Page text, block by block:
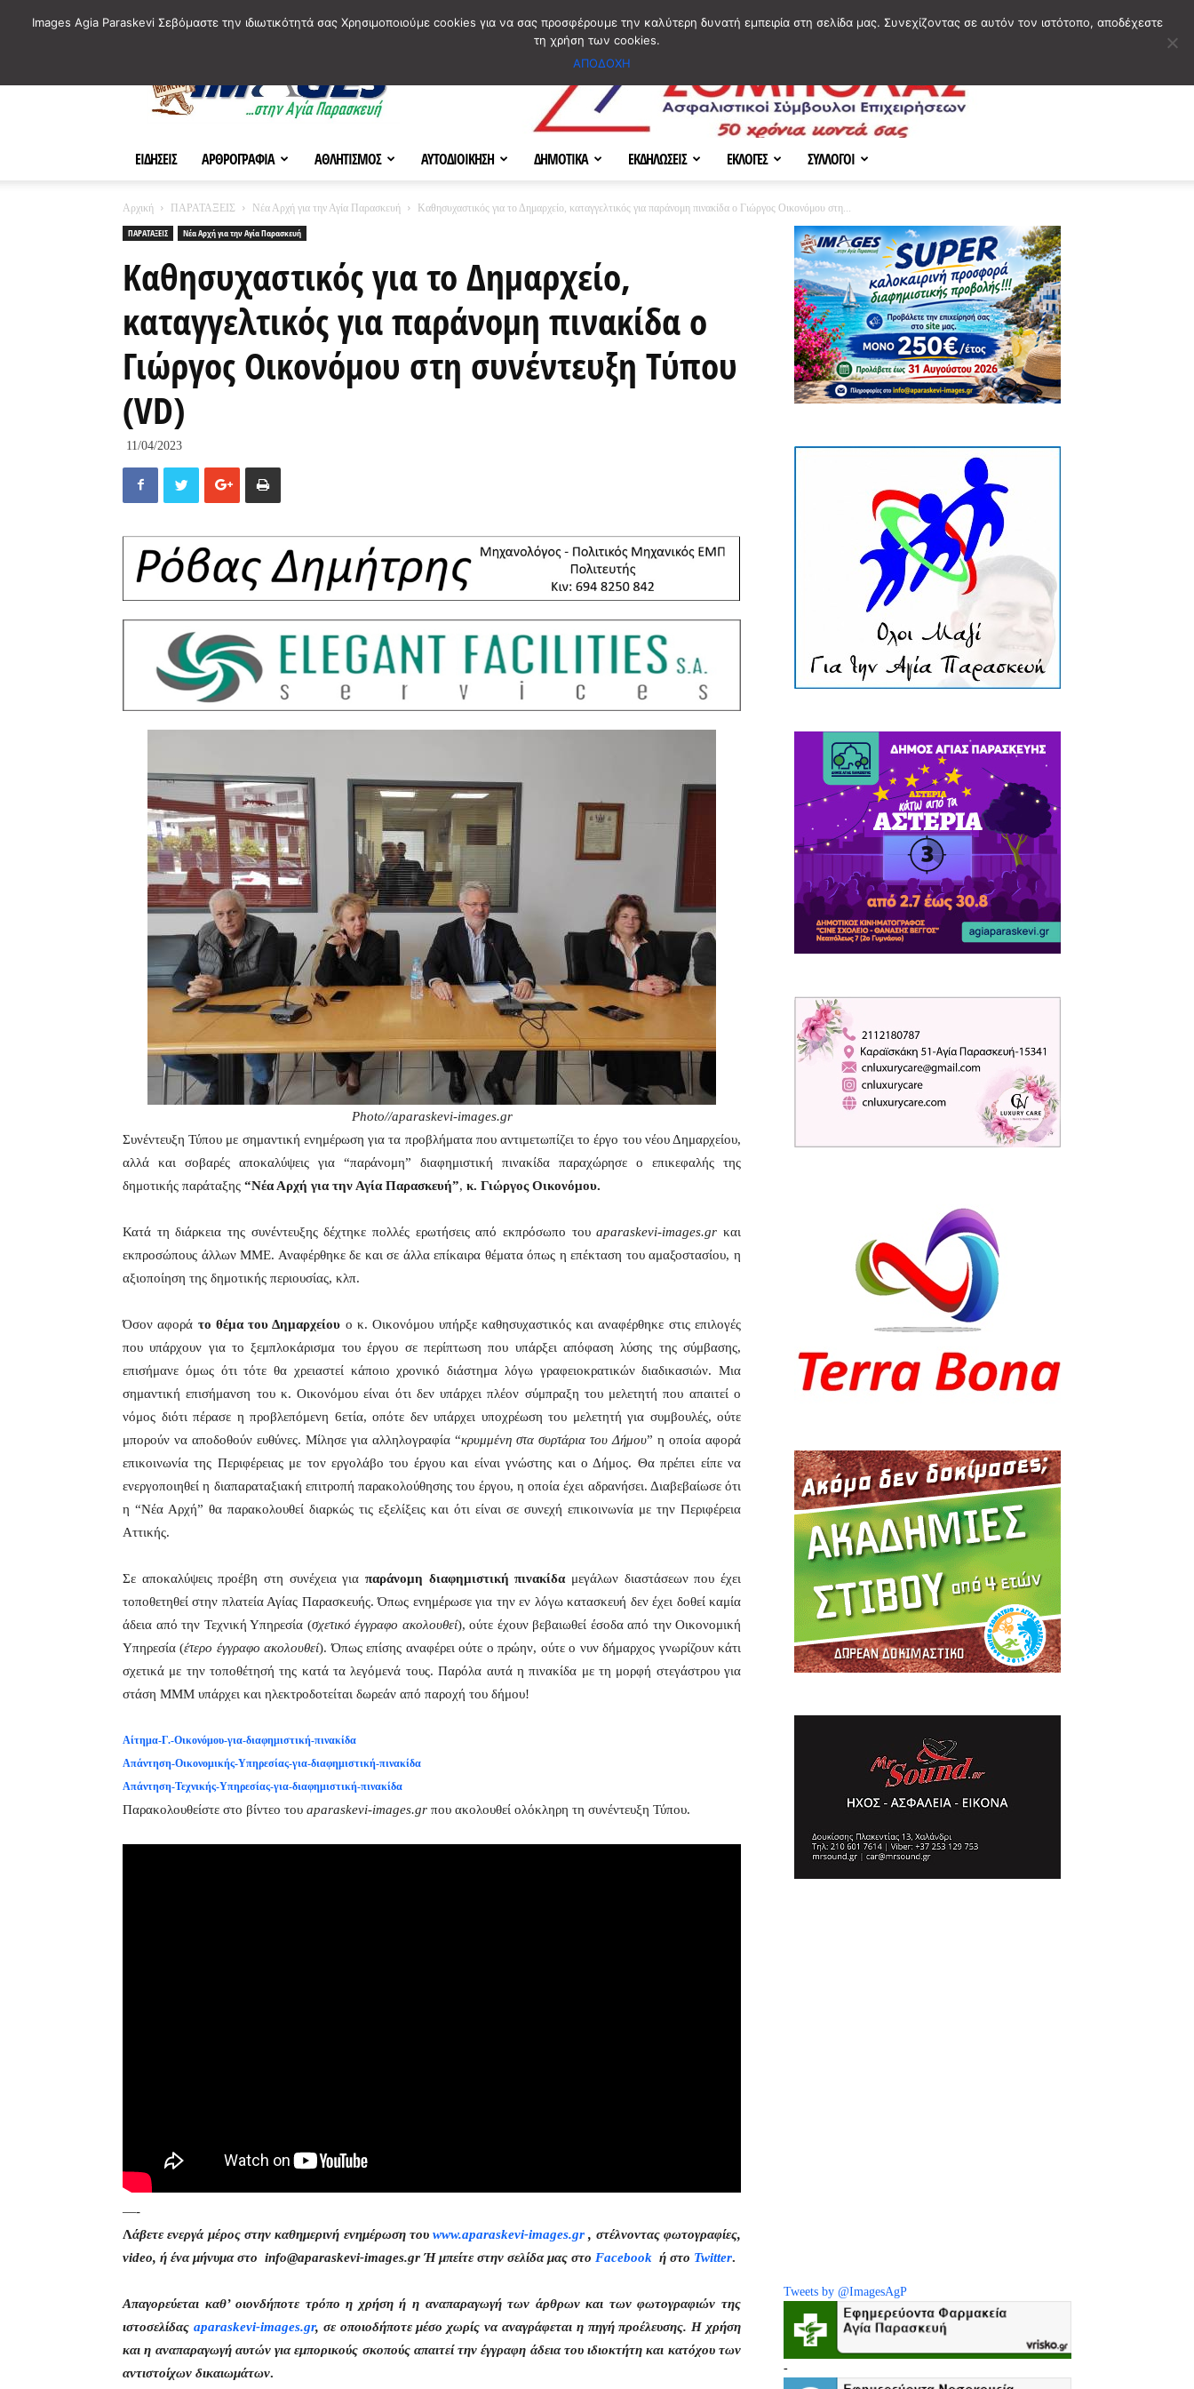
ΕΙΔΗΣΕΙΣ ΑΡΘΡΟΓΡΑΦΙΑ ΑΘΛΗΤΙΣΜΟΣ ΑΥΤΟΔΙΟΙΚΗΣΗ ΔΗΜΟΤΙΚΑ ΕΚΔΗΛΩΣΕΙΣ ΕΚΛΟΓΕΣ ΣΥΛΛΟΓΟΙ
Αρχική ΠΑΡΑΤΑΞΕΙΣ Νέα Αρχή για την Αγία Παρασκευή
Καθησυχαστικός για το Δημαρχείο, καταγγελτικός για παράνομη πινακίδα ο Γιώργος Οικονόμου στη...
ΠΑΡΑΤΑΞΕΙΣ
Νέα Αρχή για την Αγία Παρασκευή
Καθησυχαστικός για το Δημαρχείο,
καταγγελτικός για παράνομη πινακίδα ο
Γιώργος Οικονόμου στη συνέντευξη Τύπου
(VD)
11/04/2023
Photo//aparaskevi-images.gr
Συνέντευξη Τύπου με σημαντική ενημέρωση για τα προβλήματα που αντιμετωπίζει το έργο του νέου Δημαρχείου,
αλλά και σοβαρές αποκαλύψεις για “παράνομη” διαφημιστική πινακίδα παραχώρησε ο επικεφαλής της
δημοτικής παράταξης “Νέα Αρχή για την Αγία Παρασκευή”, κ. Γιώργος Οικονόμου.
Κατά τη διάρκεια της συνέντευξης δέχτηκε πολλές ερωτήσεις από εκπρόσωπο τουaparaskevi-images.gr και
εκπροσώπους άλλων ΜΜΕ. Αναφέρθηκε δε και σε άλλα επίκαιρα θέματα όπως η επέκταση του αμαξοστασίου, η
αξιοποίηση της δημοτικής περιουσίας, κλπ.
Όσον αφορά το θέμα του Δημαρχείου ο κ. Οικονόμου υπήρξε καθησυχαστικός και αναφέρθηκε στις επιλογές
που υπάρχουν για το ξεμπλοκάρισμα του έργου σε περίπτωση που υπάρξει απόφαση λύσης της σύμβασης,
επισήμανε όμως ότι τότε θα χρειαστεί κάποιο χρονικό διάστημα λόγω γραφειοκρατικών διαδικασιών. Μια
σημαντική επισήμανση του κ. Οικονόμου είναι ότι δεν υπάρχει πλέον σύμπραξη του μελετητή που απαιτεί ο
νόμος διότι πέρασε η προβλεπόμενη 6ετία, οπότε δεν υπάρχει υποχρέωση του μελετητή για συμβουλές, ούτε
μπορούν να αποδοθούν ευθύνες. Μίλησε για αλληλογραφία “κρυμμένη στα συρτάρια του Δήμου” η οποία αφορά
επικοινωνία της Περιφέρειας με τον εργολάβο του έργου και είναι γνώστης και ο Δήμος. Θα πρέπει είπε να
ενεργοποιηθεί η διαπαραταξιακή επιτροπή παρακολούθησης του έργου, η οποία έχει αδρανήσει. Διαβεβαίωσε ότι
η “Νέα Αρχή” θα παρακολουθεί διαρκώς τις εξελίξεις και ότι είναι σε συνεχή επικοινωνία με την Περιφέρεια
Αττικής.
Σε αποκαλύψεις προέβη στη συνέχεια για παράνομη διαφημιστική πινακίδαμεγάλων διαστάσεων που έχει
τοποθετηθεί στην πλατεία Αγίας Παρασκευής. Όπως ενημέρωσε για την εν λόγω κατασκευή δεν έχει δοθεί καμία
άδεια από την Τεχνική Υπηρεσία (σχετικό έγγραφο ακολουθεί), ούτε έχουν βεβαιωθεί έσοδα από την Οικονομική
Υπηρεσία (έτερο έγγραφο ακολουθεί). Όπως επίσης αναφέρει ούτε ο πρώην, ούτε ο νυν δήμαρχος γνωρίζουν κάτι
σχετικά με την τοποθέτησή της κατά τα λεγόμενά τους. Παρόλα αυτά η πινακίδα με τη μορφή στεγάστρου για
στάση ΜΜΜ υπάρχει και ηλεκτροδοτείται δωρεάν από παροχή του δήμου!
Αίτημα-Γ.-Οικονόμου-για-διαφημιστική-πινακίδα
Απάντηση-Οικονομικής-Υπηρεσίας-για-διαφημιστική-πινακίδα
Απάντηση-Τεχνικής-Υπηρεσίας-για-διαφημιστική-πινακίδα
Παρακολουθείστε στο βίντεο του aparaskevi-images.gr που ακολουθεί ολόκληρη τη συνέντευξη Τύπου.
—-
Λάβετε ενεργά μέρος στην καθημερινή ενημέρωση τουwww.aparaskevi-images.gr , στέλνοντας φωτογραφίες,
video, ή ένα μήνυμα στο info@aparaskevi-images.gr Ή μπείτε στην σελίδα μας στο Facebook ή στο Twitter.
Απαγορεύεται καθ’ οιονδήποτε τρόπο η χρήση ή η αναπαραγωγή των άρθρων και των φωτογραφιών της
ιστοσελίδας aparaskevi-images.gr, σε οποιοδήποτε μέσο χωρίς να αναγράφεται η πηγή προέλευσης. Η χρήση
και η αναπαραγωγή αυτών για εμπορικούς σκοπούς απαιτεί την έγγραφη άδεια του ιδιοκτήτη και κατόχου των
αντιστοίχων δικαιωμάτων.
Tweets by @ImagesAgP
-
Images Agia Paraskevi Σεβόμαστε την ιδιωτικότητά σας Χρησιμοποιούμε cookies για να σας προσφέρουμε την καλύτερη δυνατή εμπειρία στη σελίδα μας. Συνεχίζοντας σε αυτόν τον ιστότοπο, αποδέχεστε
τη χρήση των cookies.
ΑΠΟΔΟΧΗ